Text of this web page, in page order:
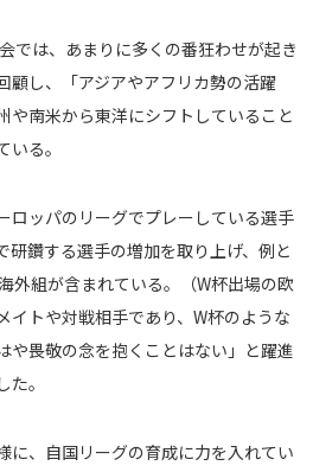
では、あまりに多くの番狂わせが起き
顧し、「アジアやアフリカ勢の活躍
や南米から東洋にシフトしていること
る。
ロッパのリーグでプレーしている選手
研鑽する選手の増加を取り上げ、例と
外組が含まれている。（W杯出場の欧
イトや対戦相手であり、W杯のような
や畏敬の念を抱くことはない」と躍進
。
に、自国リーグの育成に力を入れてい